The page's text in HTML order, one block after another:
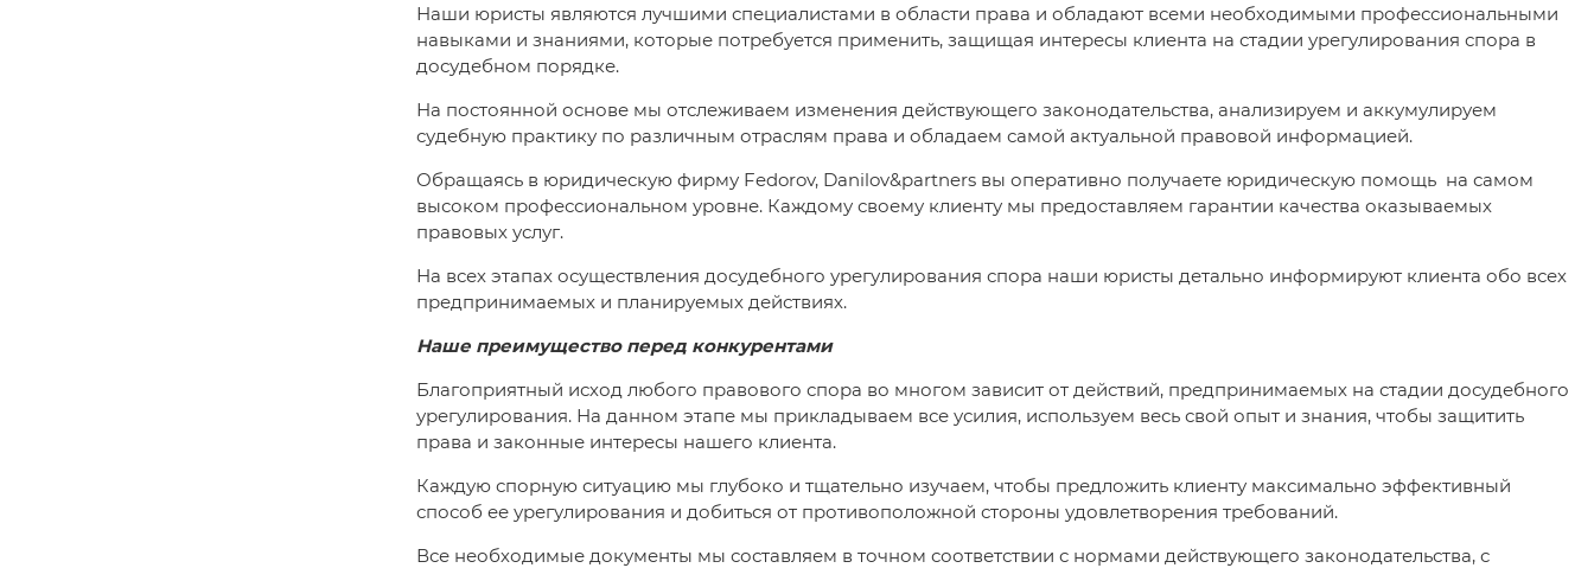
Наши юристы являются лучшими специалистами в области права и обладают всеми необходимыми профессиональными
навыками и знаниями, которые потребуется применить, защищая интересы клиента на стадии урегулирования спора в
досудебном порядке.
На постоянной основе мы отслеживаем изменения действующего законодательства, анализируем и аккумулируем
судебную практику по различным отраслям права и обладаем самой актуальной правовой информацией.
Обращаясь в юридическую фирму Fedorov, Danilov&partners вы оперативно получаете юридическую помощь на самом
высоком профессиональном уровне. Каждому своему клиенту мы предоставляем гарантии качества оказываемых
правовых услуг.
На всех этапах осуществления досудебного урегулирования спора наши юристы детально информируют клиента обо всех
предпринимаемых и планируемых действиях.
Наше преимущество перед конкурентами
Благоприятный исход любого правового спора во многом зависит от действий, предпринимаемых на стадии досудебного
урегулирования. На данном этапе мы прикладываем все усилия, используем весь свой опыт и знания, чтобы защитить
права и законные интересы нашего клиента.
Каждую спорную ситуацию мы глубоко и тщательно изучаем, чтобы предложить клиенту максимально эффективный
способ ее урегулирования и добиться от противоположной стороны удовлетворения требований.
Все необходимые документы мы составляем в точном соответствии с нормами действующего законодательства, с